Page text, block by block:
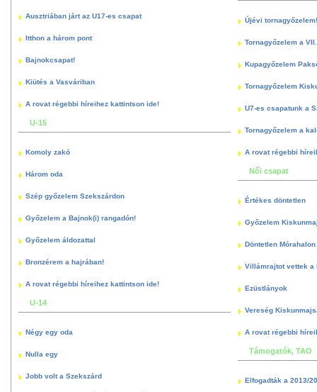
Ausztriában járt az U17-es csapat
Itthon a három pont
Bajnokcsapat!
Kiütés a Vasváriban
A rovat régebbi híreihez kattintson ide!
U-15
Komoly zakó
Három oda
Szép győzelem Szekszárdon
Győzelem a Bajnok(i) rangadón!
Győzelem áldozattal
Bronzérem a hajrában!
A rovat régebbi híreihez kattintson ide!
U-14
Négy egy oda
Nulla egy
Jobb volt a Szekszárd
Újévi tornagyőzelem!
Tornagyőzelem a
Kupagyőzelem
Tornagyőzelem
U7-es csapatunk a
Tornagyőzelem a
A rovat régebbi
Női csapat
Értékes döntetlen
Győzelem
Döntetlen
Villámrajtot vettek a
Ezüstlányok
Vereség
A rovat régebbi
Támogatók, TAO
Elfogadták a 2013/